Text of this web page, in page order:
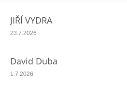
JIŘÍ VYDRA
Hodnocení obchodu je 5 z 5 hvězdiček.
23.7.2026
David Duba
Hodnocení obchodu je 5 z 5 hvězdiček.
1.7.2026